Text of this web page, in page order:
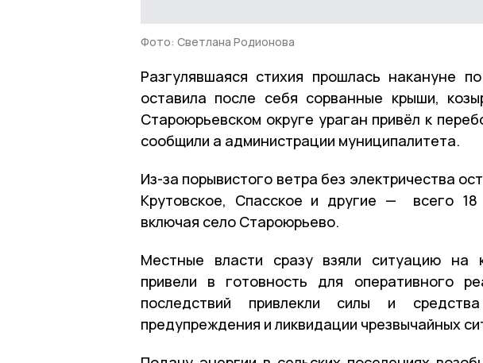
Фото: Светлана Родионова
Разгулявшаяся стихия прошлась накануне
оставила после себя сорванные крыши,
Староюрьевском округе ураган привёл к
сообщили а администрации муниципалитета.
Из-за порывистого ветра без электричества
Крутовское, Спасское и другие — всего 18
включая село Староюрьево.
Местные власти сразу взяли ситуацию на
привели в готовность для оперативного
последствий привлекли силы и
предупреждения и ликвидации чрезвычайных